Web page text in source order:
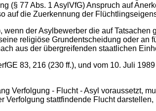
(§ 77 Abs. 1 AsylVfG) Anspruch auf
auf die Zuerkennung der
der Asylbewerber die auf Tatsachen
religiöse Grundentscheidung oder an
aus der übergreifenden staatlichen
83, 216 (230 ff.), und vom 10. Juli
Verfolgung - Flucht - Asyl voraussetzt,
Verfolgung stattfindende Flucht darstellen,